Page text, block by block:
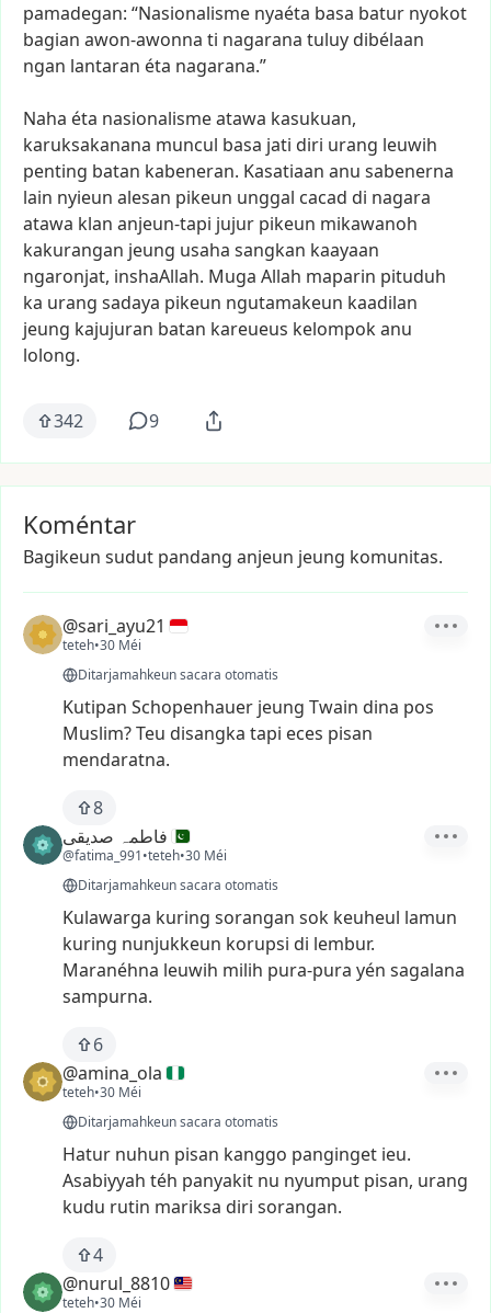
pamadegan: “Nasionalisme nyaéta basa batur nyokot
bagian awon-awonna ti nagarana tuluy dibélaan
ngan lantaran éta nagarana.”
Naha éta nasionalismeatawa kasukuan,
karuksakanana muncul basa jati diri urang leuwih
penting batan kabeneran. Kasatiaan anu sabenerna
lain nyieun alesan pikeun unggal cacad di nagara
atawa klan anjeun-tapi jujur pikeun mikawanoh
kakurangan jeung usaha sangkan kaayaan
ngaronjat, inshaAllah. Muga Allah maparin pituduh
ka urang sadaya pikeun ngutamakeun kaadilan
jeung kajujuran batan kareueus kelompokanu
lolong.
342 9
Koméntar
Bagikeun sudut pandang anjeun jeung komunitas.
@sari_ayu21
teteh•30 Méi
Ditarjamahkeun sacara otomatis
Kutipan Schopenhauer jeung Twain dina pos
Muslim?Teu disangka tapi eces pisan
mendaratna.
8
فاطمہ صدیقی
@fatima_991•teteh•30 Méi
Ditarjamahkeun sacara otomatis
Kulawarga kuring sorangan sok keuheul lamun
kuring nunjukkeun korupsi di lembur.
Maranéhna leuwih milih pura-pura yén sagalana
sampurna.
6
@amina_ola
teteh•30 Méi
Ditarjamahkeun sacara otomatis
Hatur nuhun pisan kanggo panginget ieu.
Asabiyyah téh panyakit nu nyumput pisan, urang
kudu rutin mariksa diri sorangan.
4
@nurul_8810
teteh•30 Méi